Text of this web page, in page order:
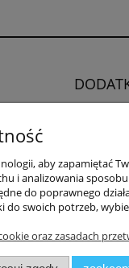
545aby zapamiętać
i analizowania
do poprawnego
do swoich potrzeb,
oraz zasadach